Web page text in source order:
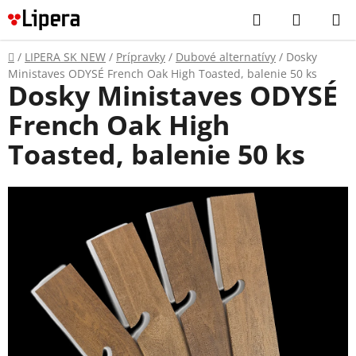
Prejsť
na
obsah
Hľadať
KOŠÍK
Domov
/ LIPERA SK NEW / Prípravky / Dubové alternatívy / Dosky
Ministaves ODYSÉ French Oak High Toasted, balenie 50 ks
Dosky Ministaves ODYSÉ
French Oak High
Toasted, balenie 50 ks